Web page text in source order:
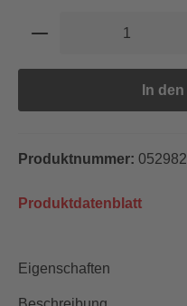
Produkt Anzahl:
In
Produktnummer:
Produktdatenblatt
Eigenschaften